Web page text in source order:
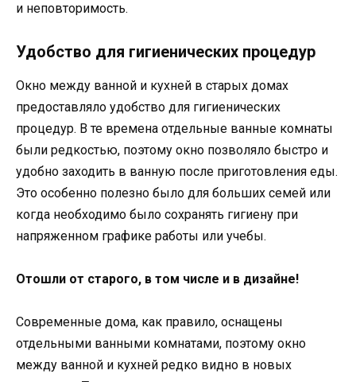
и неповторимость.
Удобство для гигиенических процедур
Окно между ванной и кухней в старых домах
предоставляло удобство для гигиенических
процедур. В те времена отдельные ванные комнаты
были редкостью, поэтому окно позволяло быстро и
удобно заходить в ванную после приготовления еды.
Это особенно полезно было для больших семей или
когда необходимо было сохранять гигиену при
напряженном графике работы или учебы.
Отошли от старого, в том числе и в дизайне!
Современные дома, как правило, оснащены
отдельными ванными комнатами, поэтому окно
между ванной и кухней редко видно в новых